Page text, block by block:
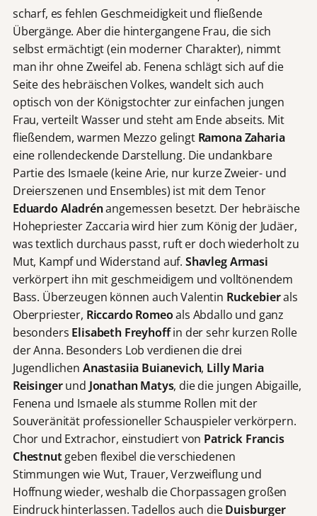
scharf, es fehlen Geschmeidigkeit und fließende
Übergänge. Aber die hintergangene Frau, die sich
selbst ermächtigt (ein moderner Charakter), nimmt
man ihr ohne Zweifel ab. Fenena schlägt sich auf die
Seite des hebräischen Volkes, wandelt sich auch
optisch von der Königstochter zur einfachen jungen
Frau, verteilt Wasser und steht am Ende abseits. Mit
fließendem, warmen Mezzo gelingt Ramona Zaharia
eine rollendeckende Darstellung. Die undankbare
Partie des Ismaele (keine Arie, nur kurze Zweier- und
Dreierszenen und Ensembles) ist mit dem Tenor
Eduardo Aladrénangemessen besetzt. Der hebräische
Hohepriester Zaccaria wird hier zum König der Judäer,
was textlich durchaus passt, ruft er doch wiederholt zu
Mut, Kampf und Widerstand auf. Shavleg Armasi
verkörpert ihn mit geschmeidigem und volltönendem
Bass. Überzeugen können auch Valentin Ruckebierals
Oberpriester, Riccardo Romeoals Abdallo und ganz
besonders Elisabeth Freyhoffin der sehr kurzen Rolle
der Anna. Besonders Lob verdienen die drei
Jugendlichen Anastasiia Buianevich, Lilly Maria
Reisingerund Jonathan Matys, die die jungen Abigaille,
Fenena und Ismaele als stumme Rollen mit der
Souveränität professioneller Schauspieler verkörpern.
Chor und Extrachor, einstudiert von Patrick Francis
Chestnutgeben flexibel die verschiedenen
Stimmungen wie Wut, Trauer, Verzweiflung und
Hoffnung wieder, weshalb die Chorpassagen großen
Eindruck hinterlassen. Tadellos auch dieDuisburger